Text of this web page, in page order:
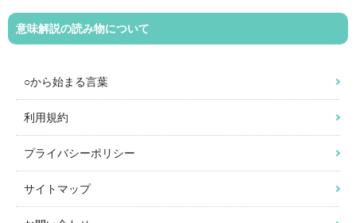
意味解説の読み物について
○から始まる言葉
利用規約
プライバシーポリシー
サイトマップ